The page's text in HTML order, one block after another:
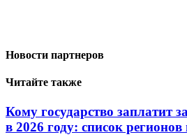
Новости партнеров
Читайте также
Кому государство заплатит
в 2026 году: список регионов